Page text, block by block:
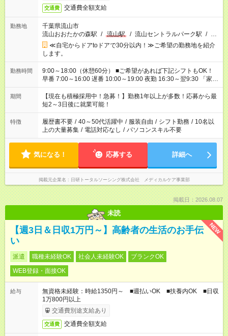
交通費 交通費全額支給
勤務地
千葉県流山市
流山おおたかの森駅 / 流山駅 / 流山セントラルパーク駅 / …
≪自宅からドアtoドアで30分以内！≫ご希望の勤務地を紹介
します。
勤務時間
9:00～18:00（休憩60分） ■ご希望があれば下記シフトもOK！
早番 7:00～16:00 遅番 10:00～19:00 夜勤 16:30～翌9:30 「家族
と休みを合わせたい」 「余裕を持って夕飯の準備がしたい」
「できれば残業はしたくない」 など、ご希望を教えてください
ね。 ※Wワーク希望の方へ 今ご覧のお仕事で希望する勤務時間
と、もう1つのお仕事の勤務時間。 合計で週40時間を超える場
合は応募できません。
期間
【現在も積極採用中！急募！】勤務1年以上が多数！応募から最
短2～3日後に就業可能！
特徴 履歴書不要 / 40～50代活躍中 / 服装自由 / シフト勤務 / 10名以
上の大量募集 / 電話対応なし / パソコンスキル不要
気になる！ 応募する 詳細へ
掲載元企業名 日研トータルソーシング株式会社 メディカルケア事業部
掲載日：2026.08.07
未読
NEW
【週3日＆日収1万円～】高齢者の生活のお手伝
い
派遣 職種未経験OK 社会人未経験OK
ブランクOK
WEB登録・面接OK
給与
無資格未経験：時給1350円～ ■週払いOK ■扶養内OK ■日収
1万800円以上
交通費別途支給あり
交通費 交通費全額支給